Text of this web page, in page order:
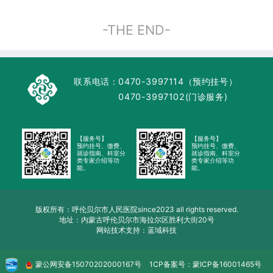
-THE END-
联系电话：0470-3997114（预约挂号）
0470-3997102(门诊服务)
【服务号】
预约挂号、缴费、
就诊指南、科室分
类专家介绍等功
能。
【服务号】
预约挂号、缴费、
就诊指南、科室分
类专家介绍等功
能。
版权所有：呼伦贝尔市人民医院since2023 all rights reserved.
地址：内蒙古呼伦贝尔市海拉尔区胜利大街20号
网站技术支持：蓝域科技
蒙公网安备15070202000167号 1CP备案号：蒙ICP备16001465号